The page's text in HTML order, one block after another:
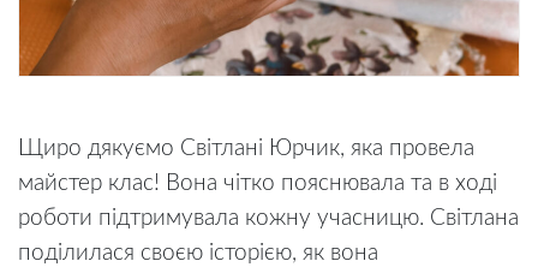
Щиро дякуємо Світлані Юрчик, яка провела
майстер клас! Вона чітко пояснювала та в ході
роботи підтримувала кожну учасницю. Світлана
поділилася своєю історією, як вона